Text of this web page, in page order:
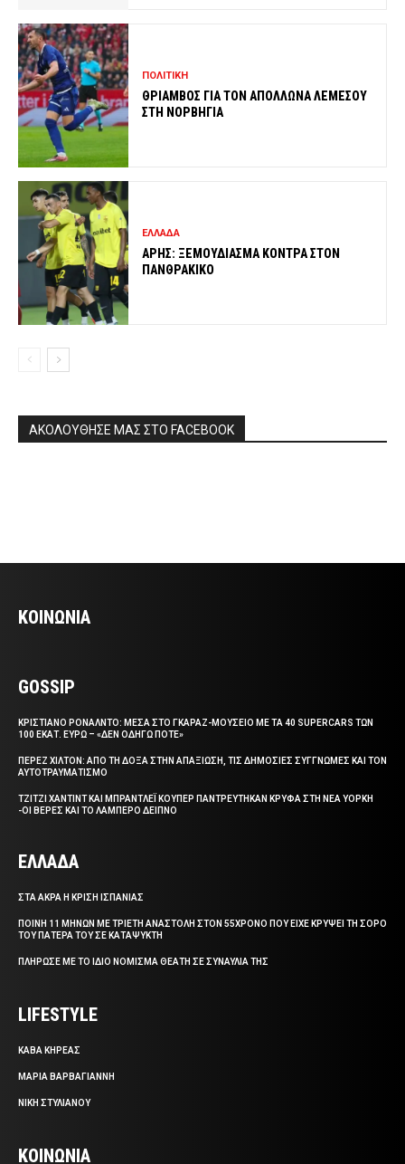
ΠΟΛΙΤΙΚΗ
ΘΡΙΑΜΒΟΣ ΓΙΑ ΤΟΝ ΑΠΟΛΛΩΝΑ ΛΕΜΕΣΟΥ
ΣΤΗ ΝΟΡΒΗΓΙΑ
ΕΛΛΑΔΑ
ΑΡΗΣ: ΞΕΜΟΥΔΙΑΣΜΑ ΚΟΝΤΡΑ ΣΤΟΝ
ΠΑΝΘΡΑΚΙΚΟ
ΑΚΟΛΟΥΘΗΣΕ ΜΑΣ ΣΤΟ FACEBOOK
ΚΟΙΝΩΝΙΑ
GOSSIP
ΚΡΙΣΤΙΑΝΟ ΡΟΝΑΛΝΤΟ: ΜΕΣΑ ΣΤΟ ΓΚΑΡΑΖ-ΜΟΥΣΕΙΟ ΜΕ ΤΑ 40 SUPERCARS ΤΩΝ
100 ΕΚΑΤ. ΕΥΡΩ – «ΔΕΝ ΟΔΗΓΩ ΠΟΤΕ»
ΠΕΡΕΖ ΧΙΛΤΟΝ: ΑΠΟ ΤΗ ΔΟΞΑ ΣΤΗΝ ΑΠΑΞΙΩΣΗ, ΤΙΣ ΔΗΜΟΣΙΕΣ ΣΥΓΓΝΩΜΕΣ ΚΑΙ ΤΟΝ
ΑΥΤΟΤΡΑΥΜΑΤΙΣΜΟ
ΤΖΙΤΖΙ ΧΑΝΤΙΝΤ ΚΑΙ ΜΠΡΑΝΤΛΕΪ ΚΟΥΠΕΡ ΠΑΝΤΡΕΥΤΗΚΑΝ ΚΡΥΦΑ ΣΤΗ ΝΕΑ ΥΟΡΚΗ
-ΟΙ ΒΕΡΕΣ ΚΑΙ ΤΟ ΛΑΜΠΕΡΟ ΔΕΙΠΝΟ
ΕΛΛΑΔΑ
ΣΤΑ ΑΚΡΑ Η ΚΡΙΣΗ ΙΣΠΑΝΙΑΣ
ΠΟΙΝΗ 11 ΜΗΝΩΝ ΜΕ ΤΡΙΕΤΗ ΑΝΑΣΤΟΛΗ ΣΤΟΝ 55ΧΡΟΝΟ ΠΟΥ ΕΙΧΕ ΚΡΥΨΕΙ ΤΗ ΣΟΡΟ
ΤΟΥ ΠΑΤΕΡΑ ΤΟΥ ΣΕ ΚΑΤΑΨΥΚΤΗ
ΠΛΗΡΩΣΕ ΜΕ ΤΟ ΙΔΙΟ ΝΟΜΙΣΜΑ ΘΕΑΤΗ ΣΕ ΣΥΝΑΥΛΙΑ ΤΗΣ
LIFESTYLE
ΚΑΒΑ ΚΗΡΕΑΣ
ΜΑΡΙΑ ΒΑΡΒΑΓΙΑΝΝΗ
ΝΙΚΗ ΣΤΥΛΙΑΝΟΥ
ΚΟΙΝΩΝΙΑ